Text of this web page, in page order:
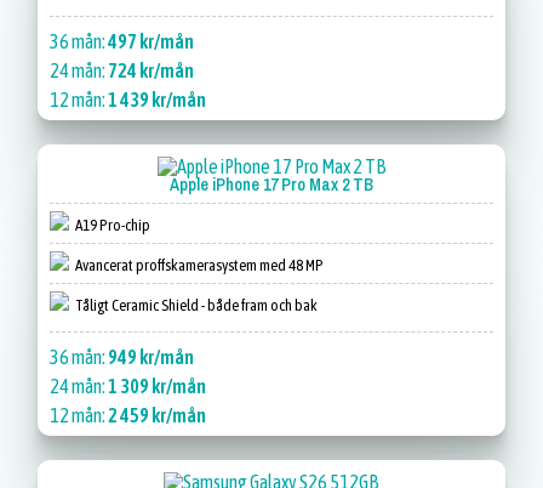
36 mån:497 kr/mån
24 mån: 724 kr/mån
12 mån:1 439 kr/mån
Apple iPhone 17 Pro Max 2 TB
A19 Pro-chip
Avancerat proffskamerasystem med 48 MP
Tåligt Ceramic Shield - både fram och bak
36 mån: 949 kr/mån
24 mån:1 309 kr/mån
12 mån:2 459 kr/mån